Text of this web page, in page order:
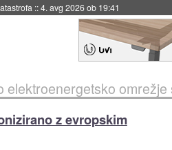
::4. avg 2026 ob 19:41
elektroenergetsko
z evropskim